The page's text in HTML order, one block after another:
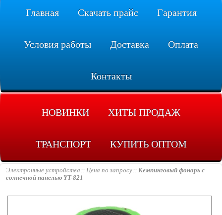
Главная Скачать прайс Гарантия
Условия работы Доставка Оплата
Контакты
НОВИНКИ ХИТЫ ПРОДАЖ
ТРАНСПОРТ КУПИТЬ ОПТОМ
Электронные устройства Цена по запросу
Кемпинговый фонарь с
солнечной панелью YT-821